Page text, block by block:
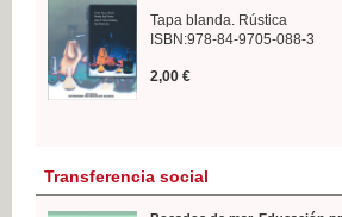
Tapa blanda. Rústica
ISBN:978-84-9705-088-3
2,00 €
Transferencia social